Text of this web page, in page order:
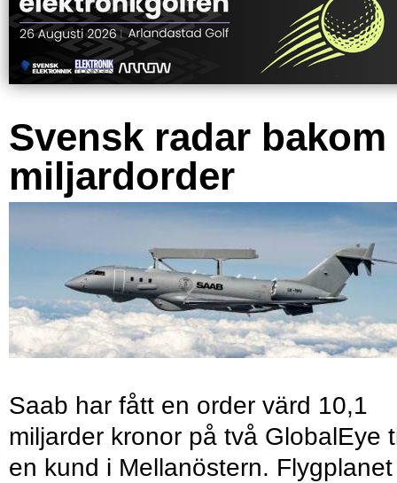
Svensk radar bakom
miljardorder
Saab har fått en order värd 10,1
miljarder kronor på två GlobalEye
en kund i Mellanöstern.